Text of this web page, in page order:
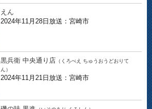
えん
2024年11月28日放送：宮崎市
黒兵衛 中央通り店 （くろべえ ちゅうおうどおりて
ん）
2024年11月21日放送：宮崎市